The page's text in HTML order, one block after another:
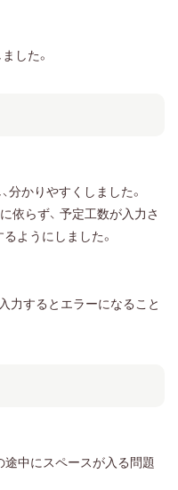
した。
分かりやすくしました。
依らず、 予定工数が入力さ
ようにしました。
力するとエラーになること
途中にスペースが入る問題